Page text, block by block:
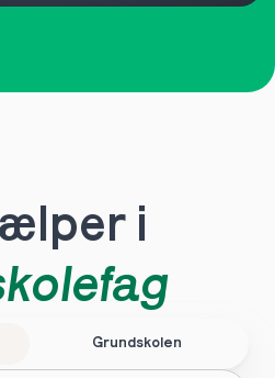
i
Grundskolen